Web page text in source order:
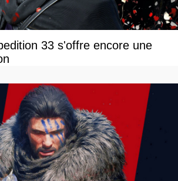
33 s'offre encore une